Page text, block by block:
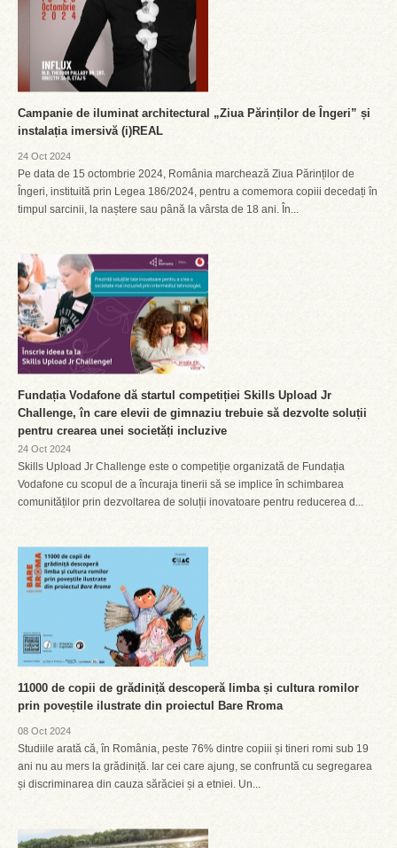
Campanie de iluminat architectural „Ziua Părinților de Îngeri” și
instalația imersivă (i)REAL
24 Oct 2024
Pe data de 15 octombrie 2024, România marchează Ziua Părinților de
Îngeri, instituită prin Legea 186/2024, pentru a comemora copiii decedați în
timpul sarcinii, la naștere sau până la vârsta de 18 ani. În...
Fundația Vodafone dă startul competiției Skills Upload Jr
Challenge, în care elevii de gimnaziu trebuie să dezvolte soluții
pentru crearea unei societăți incluzive
24 Oct 2024
Skills Upload Jr Challenge este o competiție organizată de Fundația
Vodafone cu scopul de a încuraja tinerii să se implice în schimbarea
comunităților prin dezvoltarea de soluții inovatoare pentru reducerea d...
11000 de copii de grădiniță descoperă limba și cultura romilor
prin poveștile ilustrate din proiectul Bare Rroma
08 Oct 2024
Studiile arată că, în România, peste 76% dintre copiii și tineri romi sub 19
ani nu au mers la grădiniță. Iar cei care ajung, se confruntă cu segregarea
și discriminarea din cauza sărăciei și a etniei. Un...